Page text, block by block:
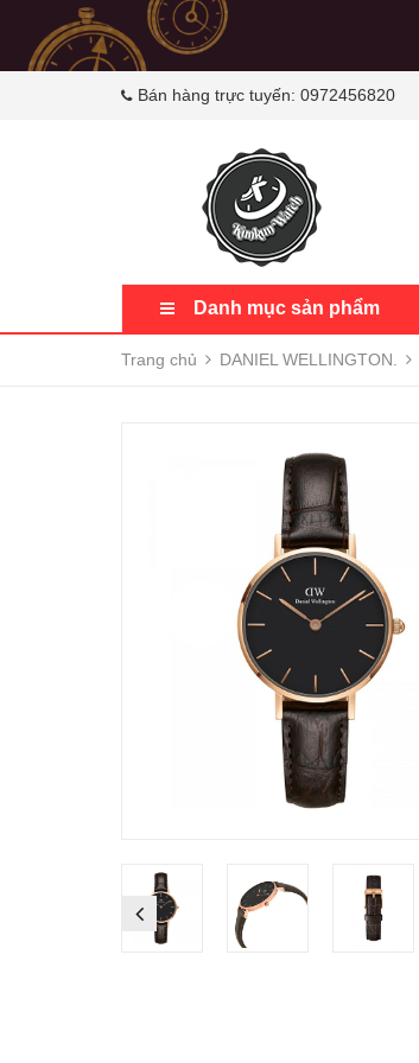
Bán hàng trực tuyến: 0972456820
Danh mục sản phẩm
Trang chủ DANIEL WELLINGTON.